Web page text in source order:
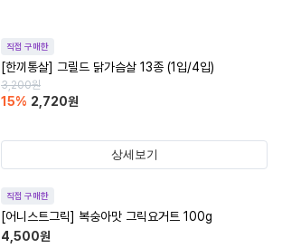
직접 구매한
[한끼통살] 그릴드 닭가슴살 13종 (1입/4입)
3,200원
15% 2,720원
상세보기
직접 구매한
[어니스트그릭] 복숭아맛 그릭요거트 100g
4,500원